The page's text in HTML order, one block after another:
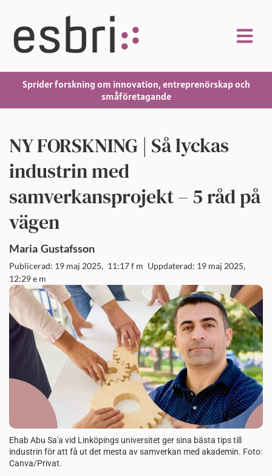
Sprider forskning om innovation, entreprenörskap och
småföretagande
NY FORSKNING | Så lyckas
industrin med
samverkansprojekt – 5 råd på
vägen
Maria Gustafsson
Publicerad: 19 maj 2025, 11:17 f m Uppdaterad: 19 maj 2025,
12:29 e m
Ehab Abu Sa'a vid Linköpings universitet ger sina bästa tips till
industrin för att få ut det mesta av samverkan med akademin. Foto:
Canva/Privat.